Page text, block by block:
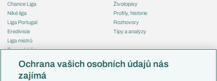
Chance Liga
Niké liga
Liga Portugal
Eredivisie
Liga mistrů
Evropská liga
Mistrovství světa
Liga národů
Životopisy
Profily, historie
Rozhovory
Tipy a analýzy
Česko
Ochrana vašich osobních údajů nás
zajímá